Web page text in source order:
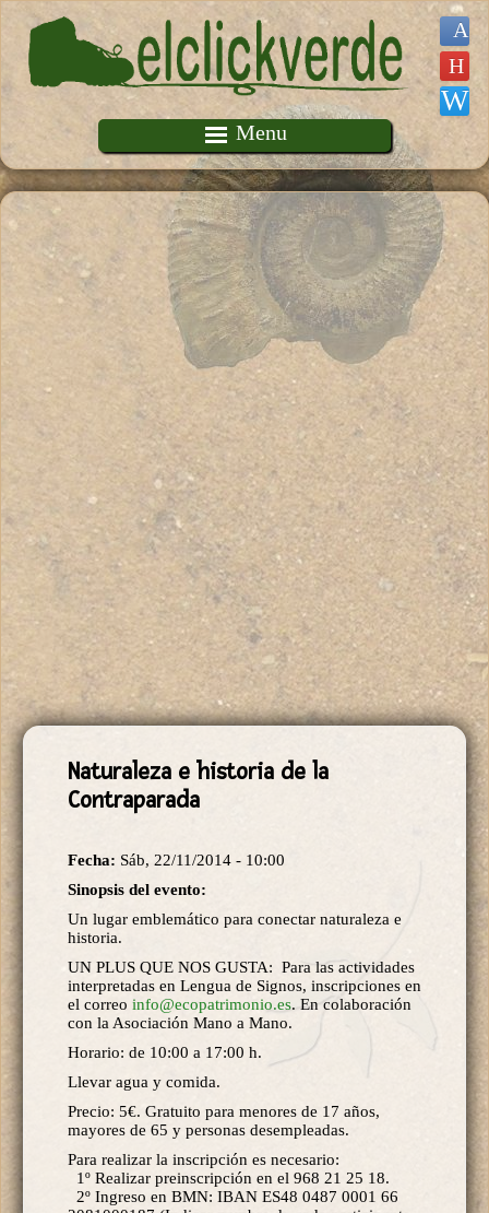
Pasar al contenido principal
Menu
Naturaleza e historia de la
Contraparada
Fecha: Sáb, 22/11/2014 - 10:00
Sinopsis del evento:
Un lugar emblemático para conectar naturaleza e
historia.
UN PLUS QUE NOS GUSTA: Para las actividades
interpretadas en Lengua de Signos, inscripciones en
el correo info@ecopatrimonio.es. En colaboración
con la Asociación Mano a Mano.
Horario: de 10:00 a 17:00 h.
Llevar agua y comida.
Precio: 5€. Gratuito para menores de 17 años,
mayores de 65 y personas desempleadas.
Para realizar la inscripción es necesario:
1º Realizar preinscripción en el 968 21 25 18.
2º Ingreso en BMN: IBAN ES48 0487 0001 66